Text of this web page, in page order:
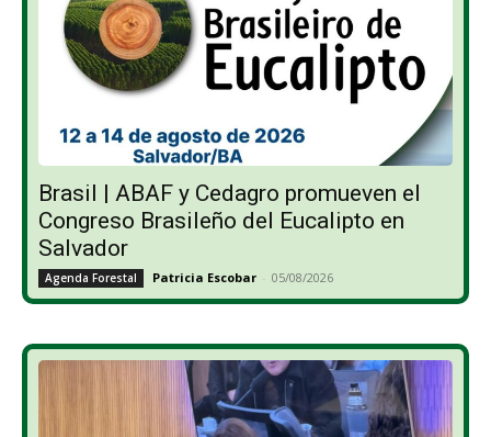
Brasil | ABAF y Cedagro promueven el
Congreso Brasileño del Eucalipto en
Salvador
Agenda Forestal Patricia Escobar - 05/08/2026